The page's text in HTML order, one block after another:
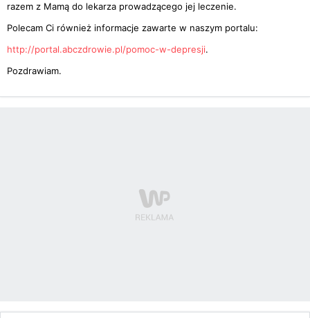
razem z Mamą do lekarza prowadzącego jej leczenie.
Polecam Ci również informacje zawarte w naszym portalu:
http://portal.abczdrowie.pl/pomoc-w-depresji.
Pozdrawiam.